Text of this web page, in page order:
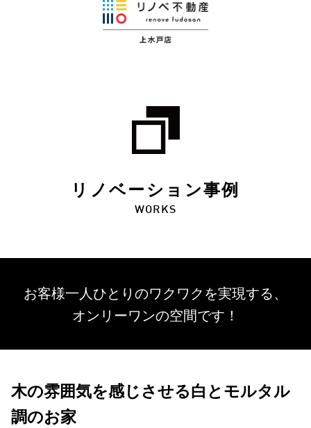
リノベーション事例
WORKS
お客様一人ひとりのワクワクを実現する、
オンリーワンの空間です！
木の雰囲気を感じさせる白とモルタル
調のお家